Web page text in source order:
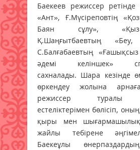
Баекеев режиссер ретінде
«Ант», Ғ.Мүсіреповтің
Баян сұлу»,
Қ.Шаңғытбаевтың «Беу,
С.Балғабаевтың
әдемі келіншек»
сахналады. Шара кезінде
өркендеу жолына
режиссер туралы
естеліктерімен бөлісіп,
қыры мен шығармашылық
жайлы тебірене
Баекеұлы